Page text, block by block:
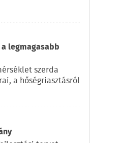
legmagasabb
szerda
a hőségriasztásról